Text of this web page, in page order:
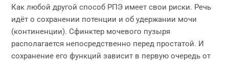
Как любой другой способ РПЭ имеет свои риски. Речь
идёт о сохранении потенции и об удержании мочи
(континенции). Сфинктер мочевого пузыря
располагается непосредственно перед простатой. И
сохранение его функций зависит в первую очередь от